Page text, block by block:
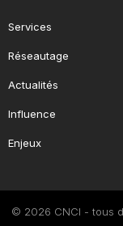
Services
Réseautage
Actualités
Influence
Enjeux
© 2026 CNCI - tous